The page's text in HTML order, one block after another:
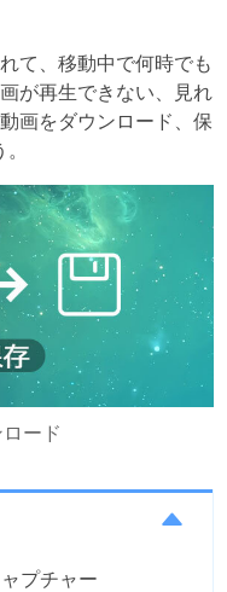
て、移動中で何時でも
が再生できない、見れ
画をダウンロード、保
ード
プチャー